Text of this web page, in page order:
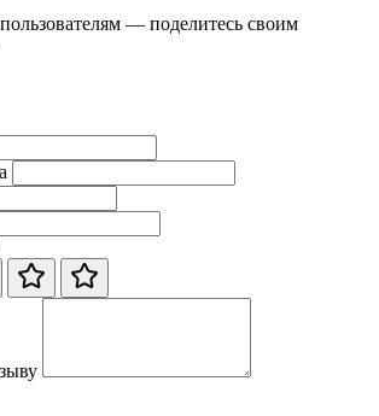
— поделитесь своим